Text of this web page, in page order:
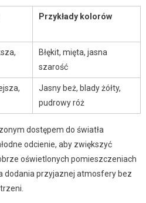
Przykłady kolorów
Błękit, mięta, jasna
szarość
Jasny beż, blady żółty,
pudrowy róż
dostępem do światła
odcienie, aby zwiększyć
oświetlonych pomieszczeniach
dodania przyjaznej atmosfery bez